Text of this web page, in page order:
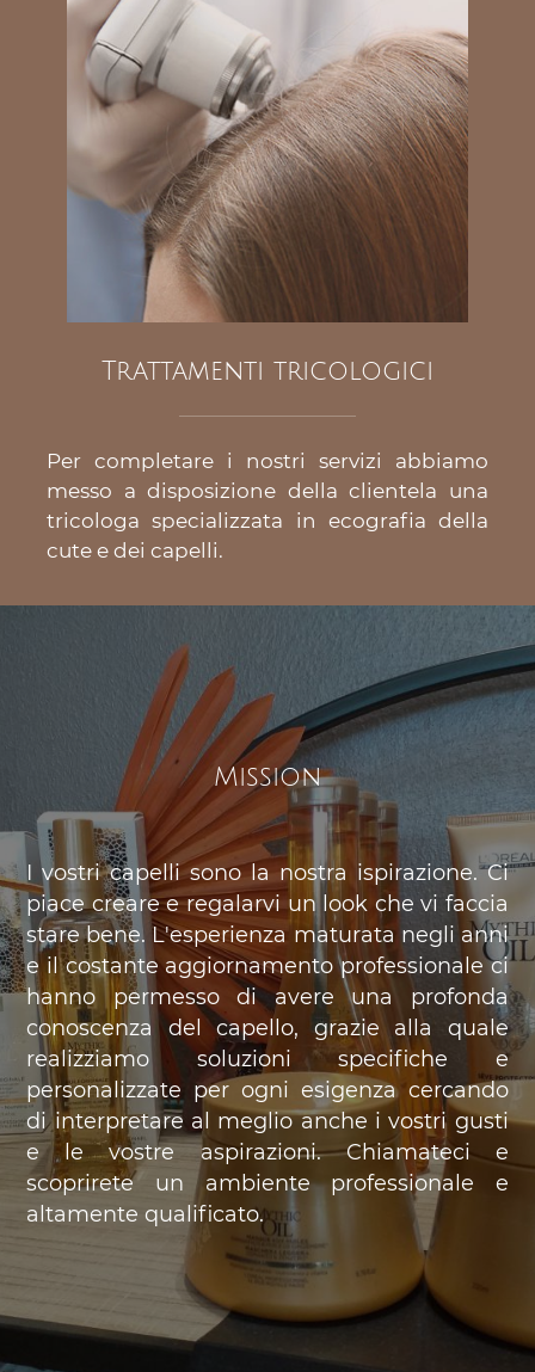
Trattamenti tricologici
Per completare i nostri servizi abbiamo
messo a disposizione della clientela una
tricologa specializzata in ecografia della
cute e dei capelli.
Mission
I vostri capelli sono la nostra ispirazione. Ci
piace creare e regalarvi un look che vi faccia
stare bene. L'esperienza maturata negli anni
e il costante aggiornamento professionale ci
hanno permesso di avere una profonda
conoscenza del capello, grazie alla quale
realizziamo soluzioni specifiche e
personalizzate per ogni esigenza cercando
di interpretare al meglio anche i vostri gusti
e le vostre aspirazioni. Chiamateci e
scoprirete un ambiente professionale e
altamente qualificato.